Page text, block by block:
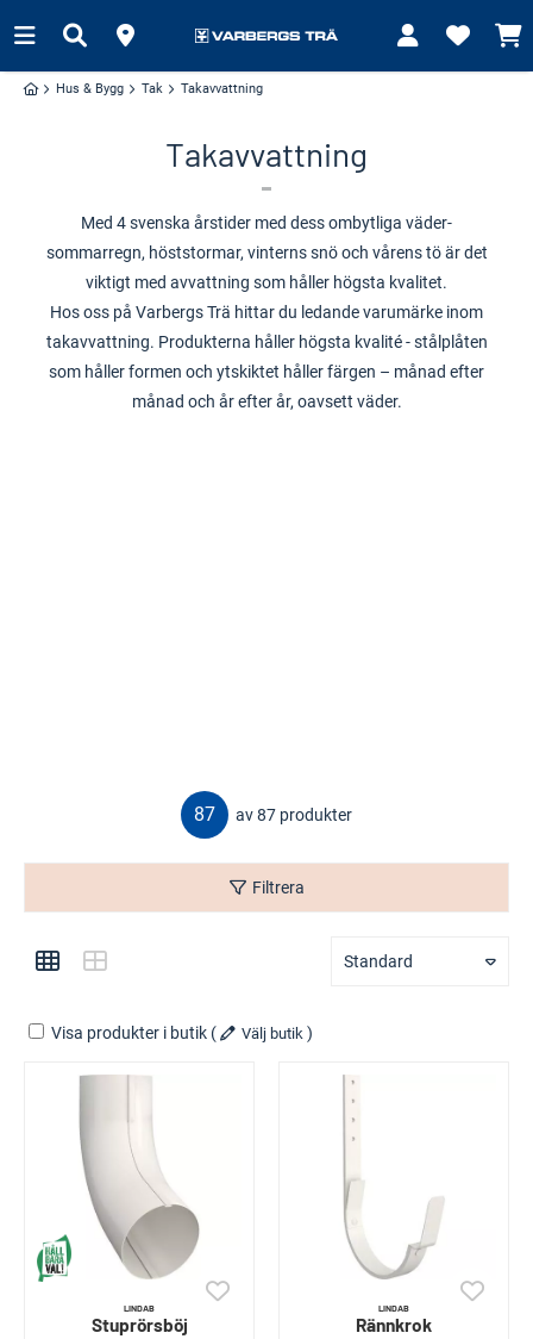
Hus & Bygg Tak Takavvattning
Takavvattning
Med 4 svenska årstider med dess ombytliga väder-
sommarregn, höststormar, vinterns snö och vårens tö är det
viktigt med avvattning som håller högsta kvalitet.
Hos oss på Varbergs Trä hittar du ledande varumärke inom
takavvattning. Produkterna håller högsta kvalité - stålplåten
som håller formen och ytskiktet håller färgen – månad efter
månad och år efter år, oavsett väder.
87 av 87 produkter
Filtrera
Standard
Visa produkter i butik ( Välj butik )
LINDAB
Stuprörsböj
LINDAB
Rännkrok